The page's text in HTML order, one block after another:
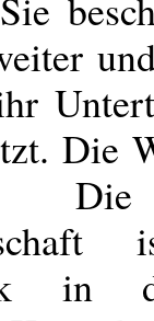
Die
in